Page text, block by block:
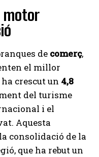
motor
de comerç,
el millor
crescut un 4,8
del turisme
i el
Aquesta
consolidació de la
que ha rebut un